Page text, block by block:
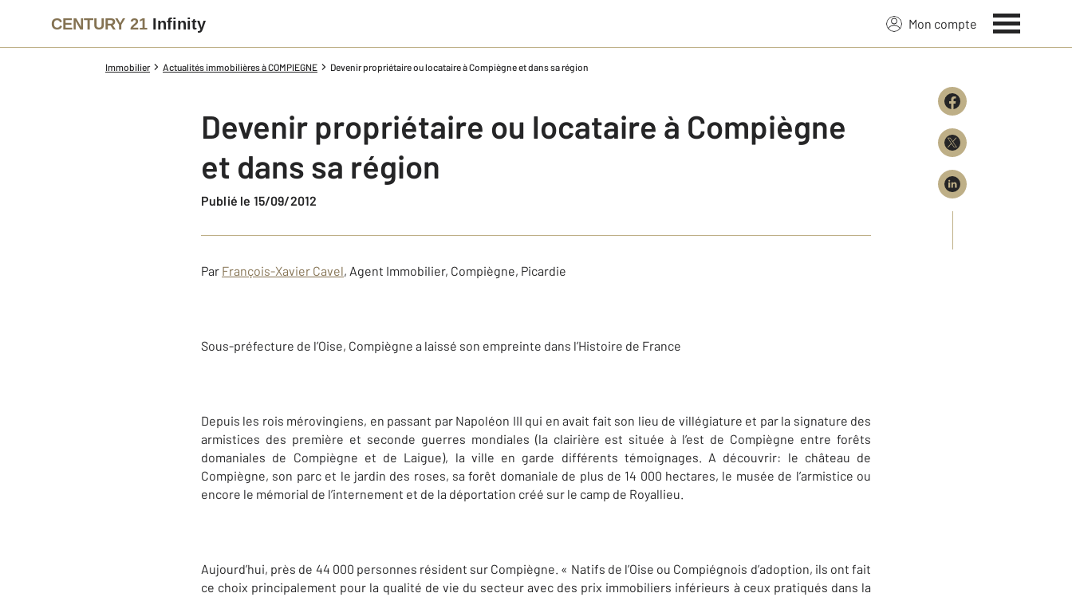
CENTURY 21 Infinity Mon compte
Immobilier Actualités immobilières à COMPIEGNE Devenir propriétaire ou locataire à Compiègne et dans sa région
Devenir propriétaire ou locataire à Compiègne
et dans sa région
Publié le 15/09/2012
Par François-Xavier Cavel, Agent Immobilier, Compiègne, Picardie
Sous-préfecture de l’Oise, Compiègne a laissé son empreinte dans l’Histoire de France
Depuis les rois mérovingiens, en passant par Napoléon III qui en avait fait son lieu de villégiature et par la signature des
armistices des première et seconde guerres mondiales (la clairière est située à l’est de Compiègne entre forêts
domaniales de Compiègne et de Laigue), la ville en garde différents témoignages. A découvrir: le château de
Compiègne, son parc et le jardin des roses, sa forêt domaniale de plus de 14 000 hectares, le musée de l’armistice ou
encore le mémorial de l’internement et de la déportation créé sur le camp de Royallieu.
Aujourd’hui, près de 44 000 personnes résident sur Compiègne. « Natifs de l’Oise ou Compiégnois d’adoption, ils ont fait
ce choix principalement pour la qualité de vie du secteur avec des prix immobiliers inférieurs à ceux pratiqués dans la